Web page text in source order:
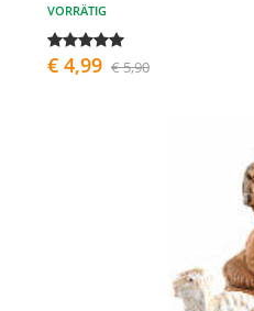
VORRÄTIG
€ 4,99 € 5,90